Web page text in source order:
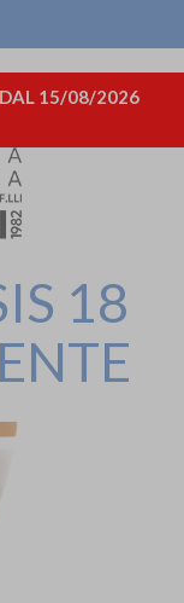
DAL 15/08/2026
18